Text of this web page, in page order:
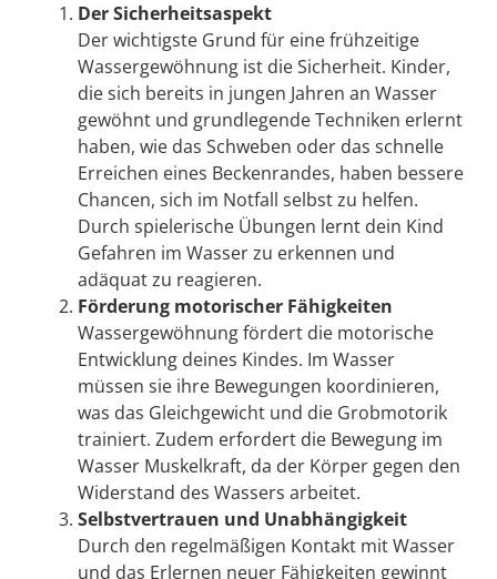
Der Sicherheitsaspekt
Der wichtigste Grund für eine frühzeitige
Wassergewöhnung ist die Sicherheit. Kinder,
die sich bereits in jungen Jahren an Wasser
gewöhnt und grundlegende Techniken erlernt
haben, wie das Schweben oder das schnelle
Erreichen eines Beckenrandes, haben bessere
Chancen, sich im Notfall selbst zu helfen.
Durch spielerische Übungen lernt dein Kind
Gefahren im Wasser zu erkennen und
adäquat zu reagieren.
Förderung motorischer Fähigkeiten
Wassergewöhnung fördert die motorische
Entwicklung deines Kindes. Im Wasser
müssen sie ihre Bewegungen koordinieren,
was das Gleichgewicht und die Grobmotorik
trainiert. Zudem erfordert die Bewegung im
Wasser Muskelkraft, da der Körper gegen den
Widerstand des Wassers arbeitet.
Selbstvertrauen und Unabhängigkeit
Durch den regelmäßigen Kontakt mit Wasser
und das Erlernen neuer Fähigkeiten gewinnt